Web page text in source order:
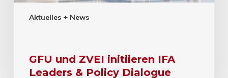
Aktuelles + News
GFU und ZVEI initiieren IFA
Leaders & Policy Dialogue